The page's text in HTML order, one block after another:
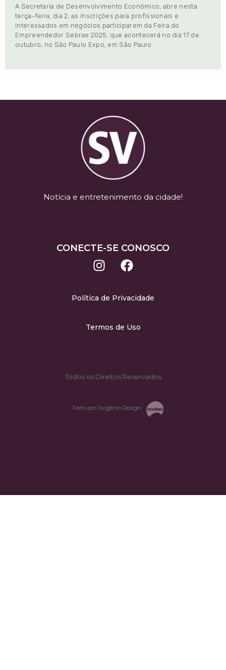
A Secretaria de Desenvolvimento Econômico, abre nesta
terça-feira, dia 2, as inscrições para profissionais e
interessados em negócios participarem da Feira do
Empreendedor Sebrae 2025, que acontecerá no dia 17 de
outubro, no São Paulo Expo, em São Paulo.
Notícia e entretenimento da cidade!
CONECTE-SE CONOSCO
Política de Privacidade
Termos de Uso
Todos os Direitos Reservados
Feito por Oxigênio Design